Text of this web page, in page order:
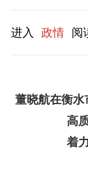
进入 政情 阅
董晓航在衡水
高
着